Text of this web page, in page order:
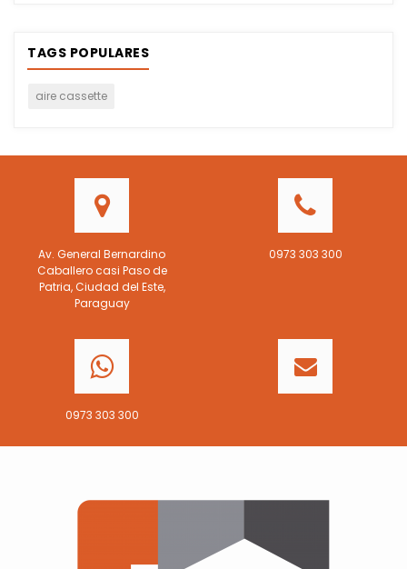
TAGS POPULARES
aire cassette
Av. General Bernardino
Caballero casi Paso de
Patria, Ciudad del Este,
Paraguay
0973 303 300
0973 303 300